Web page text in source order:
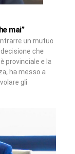
mai”
un mutuo
che
provinciale e la
ha messo a
gli